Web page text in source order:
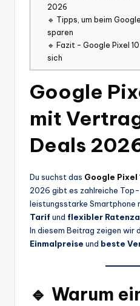
2026
🔹 Tipps, um beim
sparen
🔹 Fazit – Google Pixel
sich
Google
mit
Deals
Du suchst das Google Pixel
2026 gibt es zahlreiche
leistungsstarke Smartphone
Tarif und flexibler
In diesem Beitrag zeigen wir
Einmalpreise und beste
🔹 Warum